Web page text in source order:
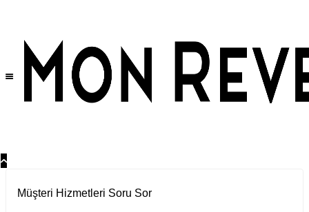
Müşteri Hizmetleri Soru Sor